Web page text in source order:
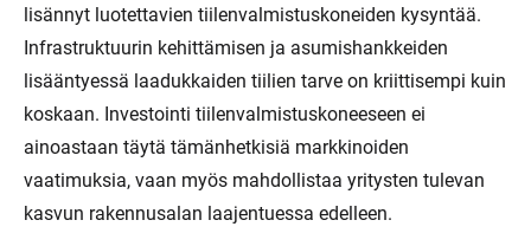
lisännyt luotettavien tiilenvalmistuskoneiden kysyntää.
Infrastruktuurin kehittämisen ja asumishankkeiden
lisääntyessä laadukkaiden tiilien tarve on kriittisempi kuin
koskaan. Investointi tiilenvalmistuskoneeseen ei
ainoastaan ​​täytä tämänhetkisiä markkinoiden
vaatimuksia, vaan myös mahdollistaa yritysten tulevan
kasvun rakennusalan laajentuessa edelleen.